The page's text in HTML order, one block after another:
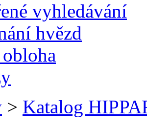
vyhledávání
hvězd
> Katalog